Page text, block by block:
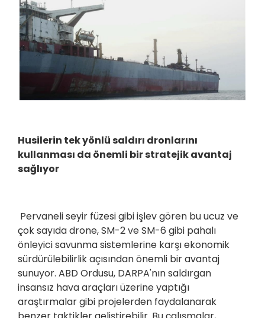
Husilerin tek yönlü saldırı dronlarını
kullanması da önemli bir stratejik avantaj
sağlıyor
Pervaneli seyir füzesi gibi işlev gören bu ucuz ve
çok sayıda drone, SM-2 ve SM-6 gibi pahalı
önleyici savunma sistemlerine karşı ekonomik
sürdürülebilirlik açısından önemli bir avantaj
sunuyor. ABD Ordusu, DARPA'nın saldırgan
insansız hava araçları üzerine yaptığı
araştırmalar gibi projelerden faydalanarak